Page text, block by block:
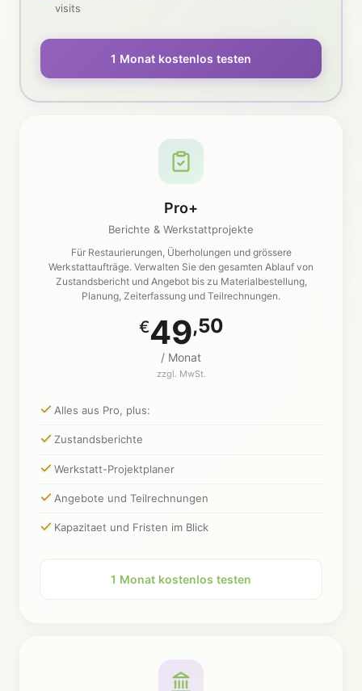
visits
1 Monat kostenlos testen
Pro+
Berichte & Werkstattprojekte
Für Restaurierungen, Überholungen und grössere
Werkstattaufträge. Verwalten Sie den gesamten Ablauf von
Zustandsbericht und Angebot bis zu Materialbestellung,
Planung, Zeiterfassung und Teilrechnungen.
€49,50
/ Monat
zzgl. MwSt.
Alles aus Pro, plus:
Zustandsberichte
Werkstatt-Projektplaner
Angebote und Teilrechnungen
Kapazitaet und Fristen im Blick
1 Monat kostenlos testen